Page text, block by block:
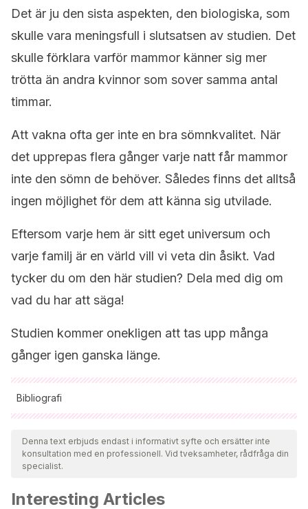
Det är ju den sista aspekten, den biologiska, som
skulle vara meningsfull i slutsatsen av studien. Det
skulle förklara varför mammor känner sig mer
trötta än andra kvinnor som sover samma antal
timmar.
Att vakna ofta ger inte en bra sömnkvalitet. När
det upprepas flera gånger varje natt får mammor
inte den sömn de behöver. Således finns det alltså
ingen möjlighet för dem att känna sig utvilade.
Eftersom varje hem är sitt eget universum och
varje familj är en värld vill vi veta din åsikt. Vad
tycker du om den här studien? Dela med dig om
vad du har att säga!
Studien kommer onekligen att tas upp många
gånger igen ganska länge.
Bibliografi
Samtliga citerade källor har granskats noggrant av vårt team
för att säkerställa deras kvalitet, tillförlitlighet, aktualitet och
giltighet. Bibliografin för denna artikel ansågs vara tillförlitlig
Sullivan, K. L.(2017). Living with Children May Mean Less
Denna text erbjuds endast i informativt syfte och ersätter inte
konsultation med en professionell. Vid tveksamheter, rådfråga din
specialist.
Interesting Articles